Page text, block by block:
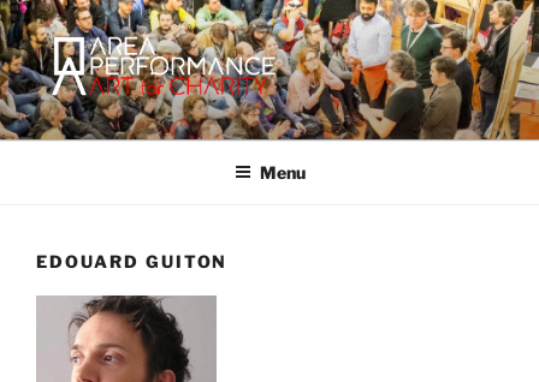
Salta
al
contenuto
AREA PERFORMANCE
Sito ufficiale della Onlus Area Performance.
Menu
EDOUARD GUITON